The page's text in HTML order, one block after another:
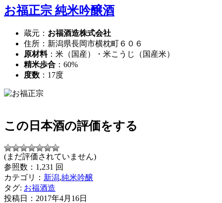
お福正宗 純米吟醸酒
蔵元： お福酒造株式会社
住所：新潟県長岡市横枕町６０６
原材料：米（国産）・米こうじ（国産米）
精米歩合 ：60%
度数 ：17度
この日本酒の評価をする
(まだ評価されていません)
参照数：1,231 回
カテゴリ： 新潟,純米吟醸
タグ: お福酒造
投稿日： 2017年4月16日